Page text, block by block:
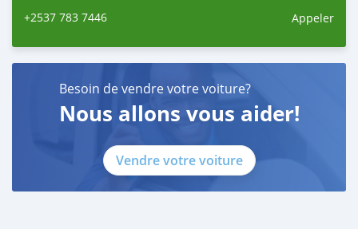
+2537 783 7446 Appeler
Besoin de vendre votre voiture?
Nous allons vous aider!
Vendre votre voiture